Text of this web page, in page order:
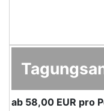
ab 58,00 EUR pro